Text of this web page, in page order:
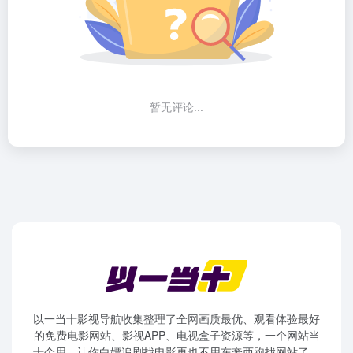
暂无评论...
以一当十影视导航收集整理了全网画质最优、观看体验最好
的免费电影网站、影视APP、电视盒子资源等，一个网站当